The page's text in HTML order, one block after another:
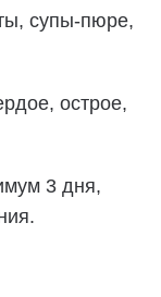
супы-пюре,
острое,
3 дня,